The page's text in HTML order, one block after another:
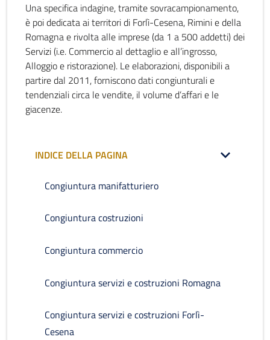
Una specifica indagine, tramite sovracampionamento,
è poi dedicata ai territori di Forlì-Cesena, Rimini e della
Romagna e rivolta alle imprese (da 1 a 500 addetti) dei
Servizi (i.e. Commercio al dettaglio e all’ingrosso,
Alloggio e ristorazione). Le elaborazioni, disponibili a
partire dal 2011, forniscono dati congiunturali e
tendenziali circa le vendite, il volume d’affari e le
giacenze.
INDICE DELLA PAGINA
Congiuntura manifatturiero
Congiuntura costruzioni
Congiuntura commercio
Congiuntura servizi e costruzioni Romagna
Congiuntura servizi e costruzioni Forlì-
Cesena